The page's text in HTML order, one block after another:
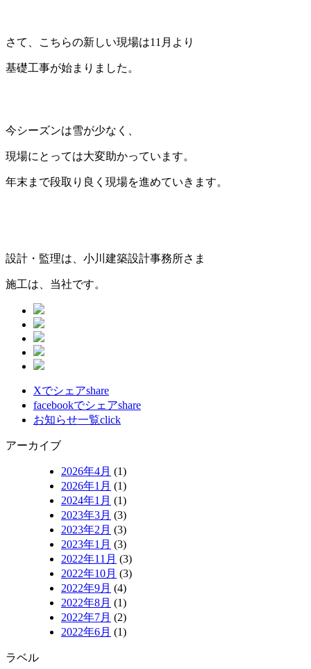
さて、こちらの新しい現場は11月より
基礎工事が始まりました。
今シーズンは雪が少なく、
現場にとっては大変助かっています。
年末まで段取り良く現場を進めていきます。
設計・監理は、小川建築設計事務所さま
施工は、当社です。
Xでシェアshare
facebookでシェアshare
お知らせ一覧click
アーカイブ
2026年4月 (1)
2026年1月 (1)
2024年1月 (1)
2023年3月 (3)
2023年2月 (3)
2023年1月 (3)
2022年11月 (3)
2022年10月 (3)
2022年9月 (4)
2022年8月 (1)
2022年7月 (2)
2022年6月 (1)
ラベル